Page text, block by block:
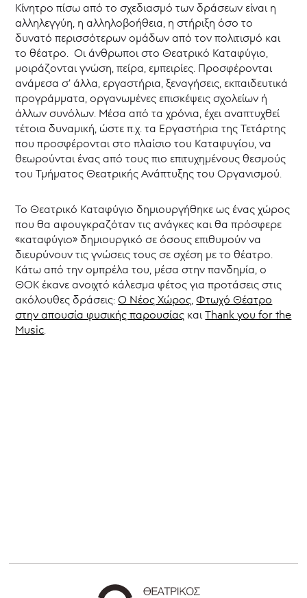
Κίνητρο πίσω από το σχεδιασμό των δράσεων είναι η
αλληλεγγύη, η αλληλοβοήθεια, η στήριξη όσο το
δυνατό περισσότερων ομάδων από τον πολιτισμό και
το θέατρο. Οι άνθρωποι στο Θεατρικό Καταφύγιο,
μοιράζονται γνώση, πείρα, εμπειρίες. Προσφέρονται
ανάμεσα σ’ άλλα, εργαστήρια, ξεναγήσεις, εκπαιδευτικά
προγράμματα, οργανωμένες επισκέψεις σχολείων ή
άλλων συνόλων. Μέσα από τα χρόνια, έχει αναπτυχθεί
τέτοια δυναμική, ώστε π.χ. τα Εργαστήρια της Τετάρτης
που προσφέρονται στο πλαίσιο του Καταφυγίου, να
θεωρούνται ένας από τους πιο επιτυχημένους θεσμούς
του Τμήματος Θεατρικής Ανάπτυξης του Οργανισμού.
Το Θεατρικό Καταφύγιο δημιουργήθηκε ως ένας χώρος
που θα αφουγκραζόταν τις ανάγκες και θα πρόσφερε
«καταφύγιο» δημιουργικό σε όσους επιθυμούν να
διευρύνουν τις γνώσεις τους σε σχέση με το θέατρο.
Κάτω από την ομπρέλα του, μέσα στην πανδημία, ο
ΘΟΚ έκανε ανοιχτό κάλεσμα φέτος για προτάσεις στις
ακόλουθες δράσεις:Ο Νέος Χώρος,Φτωχό Θέατρο
στην απουσία φυσικής παρουσίας καιThank you for the
Music.